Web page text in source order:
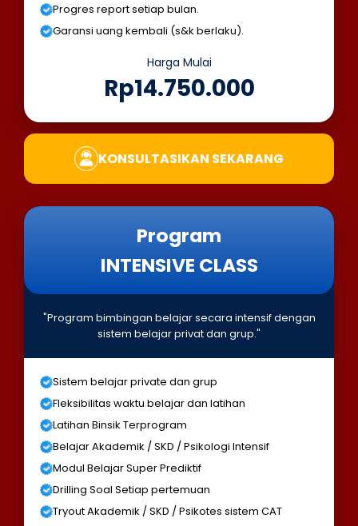
Progres report setiap bulan.
Garansi uang kembali (s&k berlaku).
Harga Mulai
Rp14.750.000
KONSULTASIKAN SEKARANG
Program
INTENSIVE CLASS
"Program bimbingan belajar secara intensif dengan
sistem belajar privat dan grup."
Sistem belajar private dan grup
Fleksibilitas waktu belajar dan latihan
Latihan Binsik Terprogram
Belajar Akademik / SKD / Psikologi Intensif
Modul Belajar Super Prediktif
Drilling Soal Setiap pertemuan
Tryout Akademik / SKD / Psikotes sistem CAT